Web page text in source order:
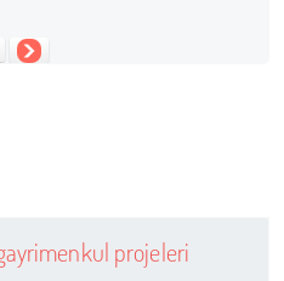
projeleri